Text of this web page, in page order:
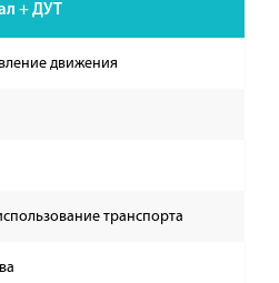
+ ДУТ
движения
транспорта